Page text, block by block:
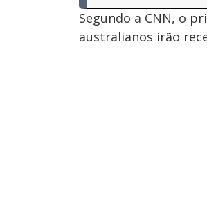
Segundo a CNN, o
australianos irão